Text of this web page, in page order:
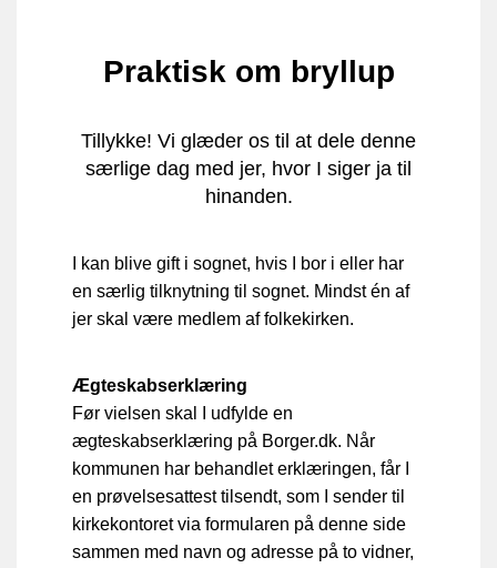
Praktisk om bryllup
Tillykke! Vi glæder os til at dele denne
særlige dag med jer, hvor I siger ja til
hinanden.
I kan blive gift i sognet, hvis I bor i eller har
en særlig tilknytning til sognet. Mindst én af
jer skal være medlem af folkekirken.
Ægteskabserklæring
Før vielsen skal I udfylde en
ægteskabserklæring på Borger.dk. Når
kommunen har behandlet erklæringen, får I
en prøvelsesattest tilsendt, som I sender til
kirkekontoret via formularen på denne side
sammen med navn og adresse på to vidner,